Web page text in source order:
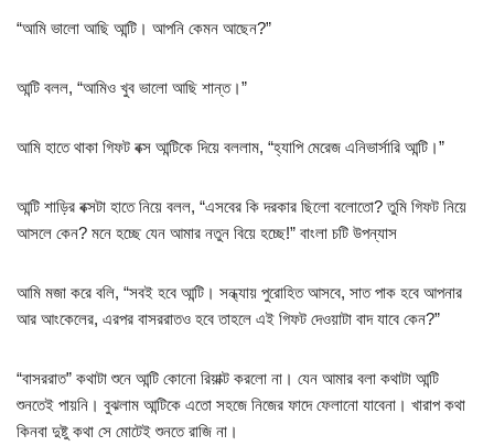
“আমি ভালো আছি আন্টি। আপনি কেমন আছেন?”
আন্টি বলল, “আমিও খুব ভালো আছি শান্ত।”
আমি হাতে থাকা গিফট বক্স আন্টিকে দিয়ে বললাম, “হ্যাপি মেরেজ এনিভার্সারি আন্টি।”
আন্টি শাড়ির বক্সটা হাতে নিয়ে বলল, “এসবের কি দরকার ছিলো বলোতো? তুমি গিফট নিয়ে
আসলে কেন? মনে হচ্ছে যেন আমার নতুন বিয়ে হচ্ছে!” বাংলা চটি উপন্যাস
আমি মজা করে বলি, “সবই হবে আন্টি। সন্ধ্যায় পুরোহিত আসবে, সাত পাক হবে আপনার
আর আংকেলের, এরপর বাসররাতও হবে তাহলে এই গিফট দেওয়াটা বাদ যাবে কেন?”
“বাসররাত” কথাটা শুনে আন্টি কোনো রিয়াক্ট করলো না। যেন আমার বলা কথাটা আন্টি
শুনতেই পায়নি। বুঝলাম আন্টিকে এতো সহজে নিজের ফাদে ফেলানো যাবেনা। খারাপ কথা
কিনবা দুষ্টু কথা সে মোটেই শুনতে রাজি না।